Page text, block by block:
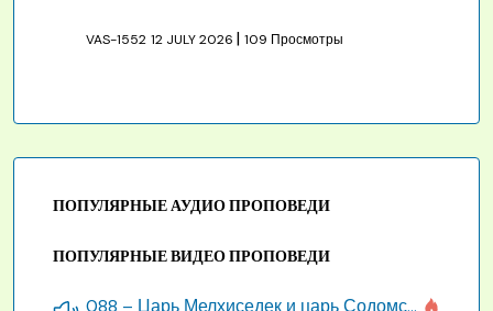
VAS-1552 12 JULY 2026 | 109 Просмотры
ПОПУЛЯРНЫЕ АУДИО ПРОПОВЕДИ
ПОПУЛЯРНЫЕ ВИДЕО ПРОПОВЕДИ
088 – Царь Мелхиседек и царь Содомский